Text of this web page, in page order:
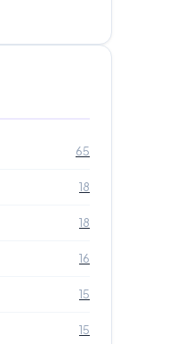
65
18
18
16
15
15